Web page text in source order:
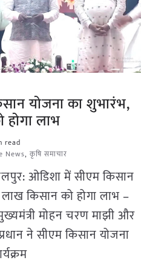
योजना का शुभारंभ,
लाभ
read
News, कृषि समाचार
ओडिशा में सीएम किसान
किसान को होगा लाभ –
मोहन चरण माझी और
प्रधान ने सीएम किसान योजना